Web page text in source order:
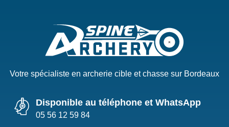
Votre spécialiste en archerie cible et chasse sur Bordeaux
Disponible au téléphone et WhatsApp
05 56 12 59 84